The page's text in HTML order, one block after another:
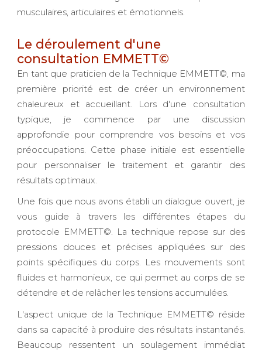
musculaires, articulaires et émotionnels.
Le déroulement d'une
consultation EMMETT©
En tant que praticien de la Technique EMMETT©, ma
première priorité est de créer un environnement
chaleureux et accueillant. Lors d'une consultation
typique, je commence par une discussion
approfondie pour comprendre vos besoins et vos
préoccupations. Cette phase initiale est essentielle
pour personnaliser le traitement et garantir des
résultats optimaux.
Une fois que nous avons établi un dialogue ouvert, je
vous guide à travers les différentes étapes du
protocole EMMETT©. La technique repose sur des
pressions douces et précises appliquées sur des
points spécifiques du corps. Les mouvements sont
fluides et harmonieux, ce qui permet au corps de se
détendre et de relâcher les tensions accumulées.
L'aspect unique de la Technique EMMETT© réside
dans sa capacité à produire des résultats instantanés.
Beaucoup ressentent un soulagement immédiat